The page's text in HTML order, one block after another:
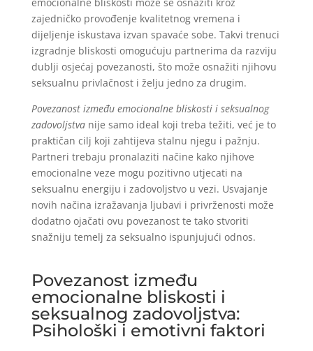
zajedničko provođenje kvalitetnog vremena i
dijeljenje iskustava izvan spavaće sobe. Takvi trenuci
izgradnje bliskosti omogućuju partnerima da razviju
dublji osjećaj povezanosti, što može osnažiti njihovu
seksualnu privlačnost i želju jedno za drugim.
Povezanost između emocionalne bliskosti i seksualnog
zadovoljstvanije samo ideal koji treba težiti, već je to
praktičan cilj koji zahtijeva stalnu njegu i pažnju.
Partneri trebaju pronalaziti načine kako njihove
emocionalne veze mogu pozitivno utjecati na
seksualnu energiju i zadovoljstvo u vezi. Usvajanje
novih načina izražavanja ljubavi i privrženosti može
dodatno ojačati ovu povezanost te tako stvoriti
snažniju temelj za seksualno ispunjujući odnos.
Povezanost između
emocionalne bliskosti i
seksualnog zadovoljstva:
Psihološki i emotivni faktori